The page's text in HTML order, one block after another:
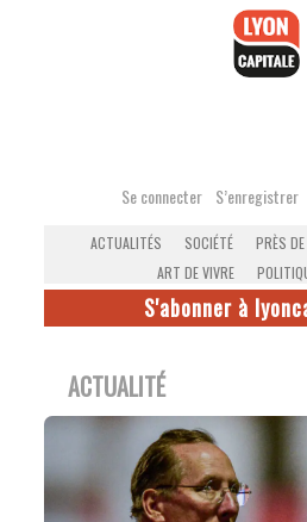
Se connecter S’enregistrer
ACTUALITÉS SOCIÉTÉ PRÈS
ART DE VIVRE
S'abonner à
ACTUALITÉ